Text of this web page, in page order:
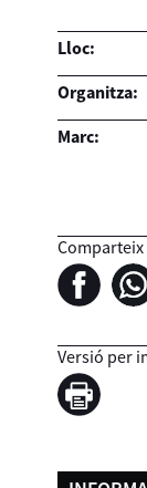
Lloc:
Organitza:
Marc:
Versió per